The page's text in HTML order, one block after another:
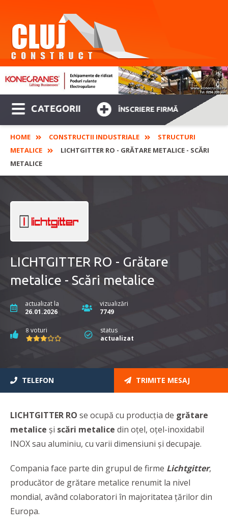
CATEGORII ÎNSCRIERE FIRMĂ
HOME CONSTRUCTII INDUSTRIALE
STRUCTURI
METALICE
LICHTGITTER RO - GRĂTARE METALICE - SCĂRI
METALICE
LICHTGITTER RO - Grătare
metalice - Scări metalice
actualizat la
26.01.2026
vizualizări
7749
8 voturi
status
actualizat
TELEFON TRIMITE MESAJ
LICHTGITTER RO se ocupă cu producția de grătare
metalice și scări metalice din oțel, oțel-inoxidabil
INOX sau aluminiu, cu varii dimensiuni și decupaje.
Compania face parte din grupul de firme Lichtgitter,
producător de grătare metalice renumit la nivel
mondial, având colaboratori în majoritatea țărilor din
Europa.